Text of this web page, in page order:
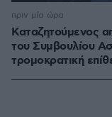
Καταζητούμενος
του Συμβουλίου
τρομοκρατική
πριν μία ώρα